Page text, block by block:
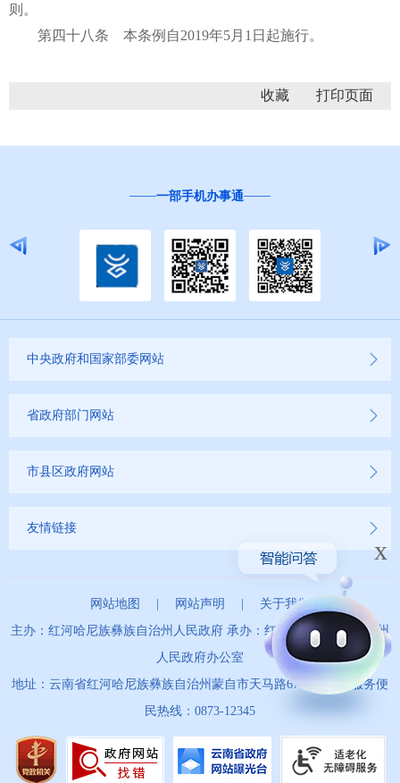
则。
第四十八条 本条例自2019年5月1日起施行。
收藏
“互联网+督查”
中央政府和国家部委网站
省政府部门网站
市县区政府网站
友情链接
网站地图 网站声明
关于我们
主办：红河哈尼族彝族自治州人民政府 承办：红河哈尼族彝族自治州
人民政府办公室
地址：云南省红河哈尼族彝族自治州蒙自市天马路67号 政务服务便
民热线：0873-12345
x